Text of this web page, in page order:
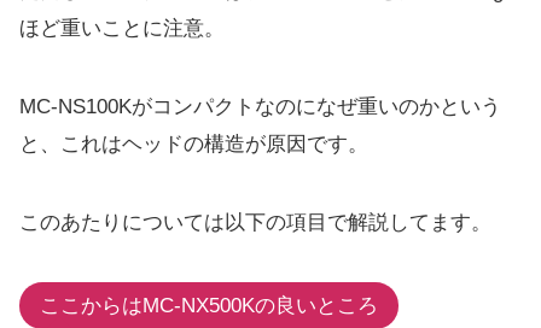
ほど重いことに注意。
MC-NS100Kがコンパクトなのになぜ重いのかという
と、これはヘッドの構造が原因です。
このあたりについては以下の項目で解説してます。
ここからはMC-NX500Kの良いところ